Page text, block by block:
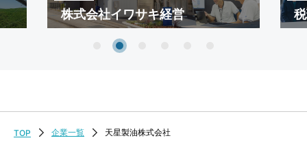
株式会社イワサキ経営
TOP 企業一覧 天星製油株式会社